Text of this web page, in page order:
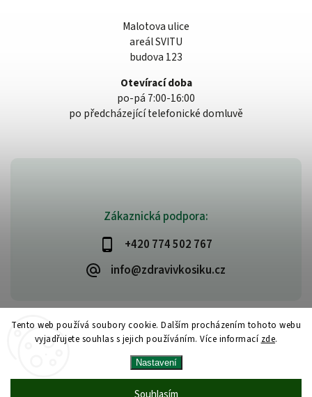
Tento web používá soubory cookie. Dalším procházením tohoto webu
vyjadřujete souhlas s jejich používáním. Více informací zde.
Nastavení
Zákaznická podpora:
+420 774 502 767
info@zdravivkosiku.cz
Malotova ulice
areál SVITU
budova 123
Otevírací doba
po-pá 7:00-16:00
po předcházející telefonické domluvě
www.zdravivkosiku.cz
Upravit nastavení cookies
VytvořilShoptet | Design